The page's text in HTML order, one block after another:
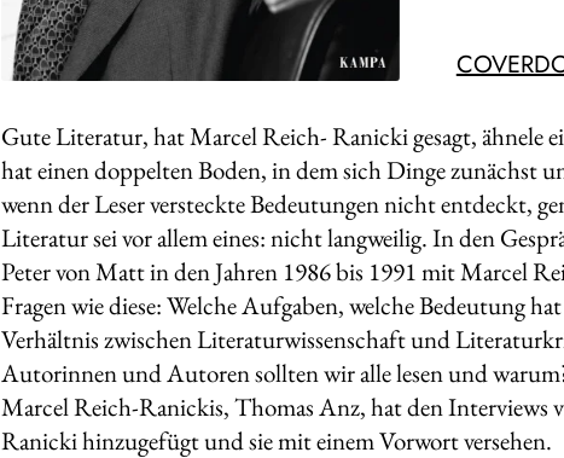
Gute Literatur, hat Marcel Reich- Ranicki gesagt, ähnele
hat einen doppelten Boden, in dem sich Dinge zunächst
wenn der Leser versteckte Bedeutungen nicht entdeckt,
Literatur sei vor allem eines: nicht langweilig. In den
Peter von Matt in den Jahren 1986 bis 1991 mit Marcel
Fragen wie diese: Welche Aufgaben, welche Bedeutung
Verhältnis zwischen Literaturwissenschaft und
Autorinnen und Autoren sollten wir alle lesen und
Marcel Reich-Ranickis, Thomas Anz, hat den Interviews
Ranicki hinzugefügt und sie mit einem Vorwort versehen.